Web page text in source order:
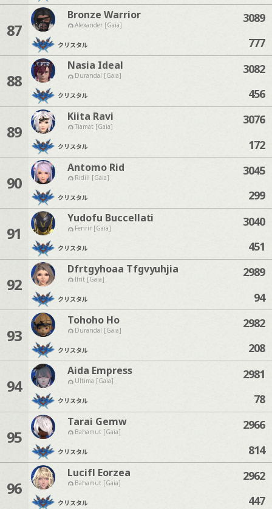
87
Bronze Warrior
Alexander [Gaia]
クリスタル
3089
777
88
Nasia Ideal
Durandal [Gaia]
クリスタル
3082
456
89
Kiita Ravi
Tiamat [Gaia]
クリスタル
3076
172
90
Antomo Rid
Ridill [Gaia]
クリスタル
3045
299
91
Yudofu Buccellati
Fenrir [Gaia]
クリスタル
3040
451
92
Dfrtgyhoaa Tfgvyuhjia
Ifrit [Gaia]
クリスタル
2989
94
93
Tohoho Ho
Durandal [Gaia]
クリスタル
2982
208
94
Aida Empress
Ultima [Gaia]
クリスタル
2981
78
95
Tarai Gemw
Bahamut [Gaia]
クリスタル
2966
814
96
Lucifl Eorzea
Bahamut [Gaia]
クリスタル
2962
447